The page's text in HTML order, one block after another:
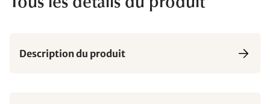
Description du produit